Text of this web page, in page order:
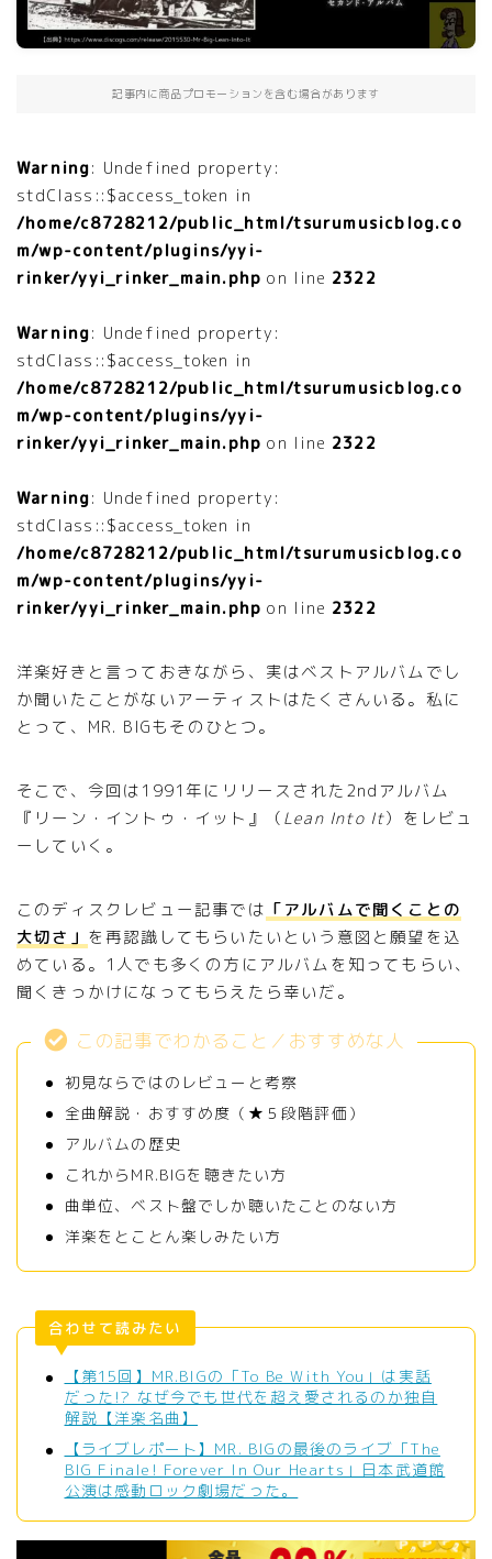
記事内に商品プロモーションを含む場合があります
Warning: Undefined property:
stdClass::$access_token in
/home/c8728212/public_html/tsurumusicblog.co
m/wp-content/plugins/yyi-
rinker/yyi_rinker_main.php on line 2322
Warning: Undefined property:
stdClass::$access_token in
/home/c8728212/public_html/tsurumusicblog.co
m/wp-content/plugins/yyi-
rinker/yyi_rinker_main.php on line 2322
Warning: Undefined property:
stdClass::$access_token in
/home/c8728212/public_html/tsurumusicblog.co
m/wp-content/plugins/yyi-
rinker/yyi_rinker_main.php on line 2322
洋楽好きと言っておきながら、実はベストアルバムでし
か聞いたことがないアーティストはたくさんいる。私に
とって、MR. BIGもそのひとつ。
そこで、今回は1991年にリリースされた2ndアルバム
『リーン・イントゥ・イット』（Lean Into It）をレビュ
ーしていく。
このディスクレビュー記事では 「アルバムで聞くことの
大切さ」 を再認識してもらいたいという意図と願望を込
めている。1人でも多くの方にアルバムを知ってもらい、
聞くきっかけになってもらえたら幸いだ。
この記事でわかること／おすすめな人
初見ならではのレビューと考察
全曲解説・おすすめ度（★５段階評価）
アルバムの歴史
これからMR.BIGを聴きたい方
曲単位、ベスト盤でしか聴いたことのない方
洋楽をとことん楽しみたい方
合わせて読みたい
【第15回】MR.BIGの「To Be With You」は実話
だった!? なぜ今でも世代を超え愛されるのか独自
解説【洋楽名曲】
【ライブレポート】MR. BIGの最後のライブ「The
BIG Finale! Forever In Our Hearts」日本武道館
公演は感動ロック劇場だった。